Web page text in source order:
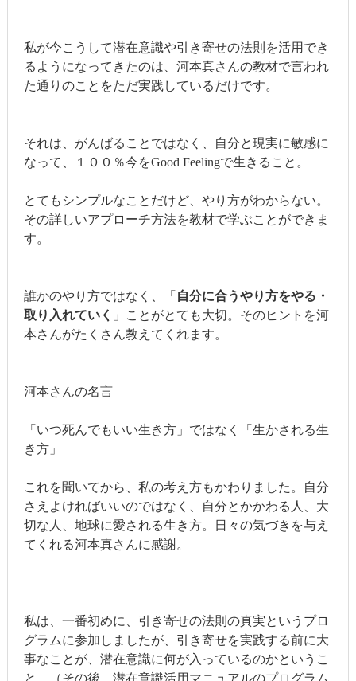
私が今こうして潜在意識や引き寄せの法則を活用でき
るようになってきたのは、河本真さんの教材で言われ
た通りのことをただ実践しているだけです。
それは、がんばることではなく、自分と現実に敏感に
なって、１００％今をGood Feelingで生きること。
とてもシンプルなことだけど、やり方がわからない。
その詳しいアプローチ方法を教材で学ぶことができま
す。
誰かのやり方ではなく、「 自分に合うやり方をやる・
取り入れていく
」ことがとても大切。そのヒントを河
本さんがたくさん教えてくれます。
河本さんの名言
「いつ死んでもいい生き方」ではなく「生かされる生
き方」
これを聞いてから、私の考え方もかわりました。自分
さえよければいいのではなく、自分とかかわる人、大
切な人、地球に愛される生き方。日々の気づきを与え
てくれる河本真さんに感謝。
私は、一番初めに、引き寄せの法則の真実というプロ
グラムに参加しましたが、引き寄せを実践する前に大
事なことが、潜在意識に何が入っているのかというこ
と。（その後、潜在意識活用マニュアルのプログラム